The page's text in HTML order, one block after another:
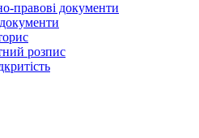
правові документи
розпис